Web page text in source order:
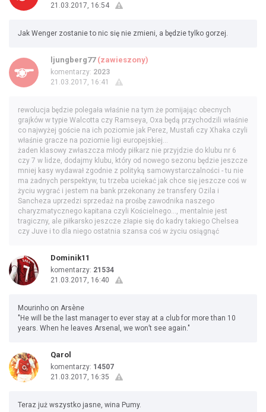
21.03.2017, 16:54
Jak Wenger zostanie to nic się nie zmieni, a będzie tylko gorzej.
ljungberg77 (zawieszony)
komentarzy: 2023
21.03.2017, 16:41
rewolucja będzie polegała właśnie na tym że pomijając obecnych
grajków w typie Walcotta czy Ramseya, Oxa będą przychodzili właśnie
co najwyżej goście na ich poziomie jak Perez, Mustafi czy Xhaka czyli
właśnie gracze na poziomie ligi europejskiej...
żaden klasowy zwłaszcza młody piłkarz nie przyjdzie do klubu nr 6
czy 7 w lidze, dodajmy klubu, który od nowego sezonu będzie jeszcze
mniej kasy wydawał zgodnie z polityką samowystarczalności - tu nie
ma żadnych perspektyw, tu trzeba uciekać jak chce się jeszcze coś w
życiu wygrać i jestem na bank przekonany że transfery Ozila i
Sancheza uprzedzi sprzedaż na prośbę zawodnika naszego
charyzmatycznego kapitana czyli Kościelnego..., mentalnie jest
tragiczny, ale piłkarsko jeszcze złapie się do kadry takiego Chelsea
czy Juve i to dla niego ostatnia szansa coś w życiu osiągnąć
Dominik11
komentarzy: 21534
21.03.2017, 16:40
Mourinho on Arsène
"He will be the last manager to ever stay at a club for more than 10
years. When he leaves Arsenal, we won’t see again."
Qarol
komentarzy: 14507
21.03.2017, 16:35
Teraz już wszystko jasne, wina Pumy.